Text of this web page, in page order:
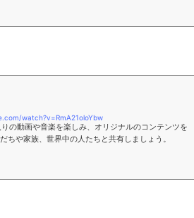
watch?v=RmA21oloYbw
の動画や音楽を楽しみ、オリジナルのコンテンツを
ちや家族、世界中の人たちと共有しましょう。